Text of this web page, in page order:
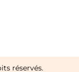
réservés.